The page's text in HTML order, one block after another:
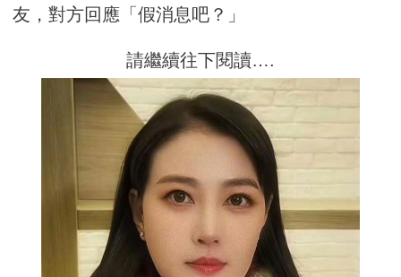
友，對方回應「假消息吧？」
請繼續往下閱讀….